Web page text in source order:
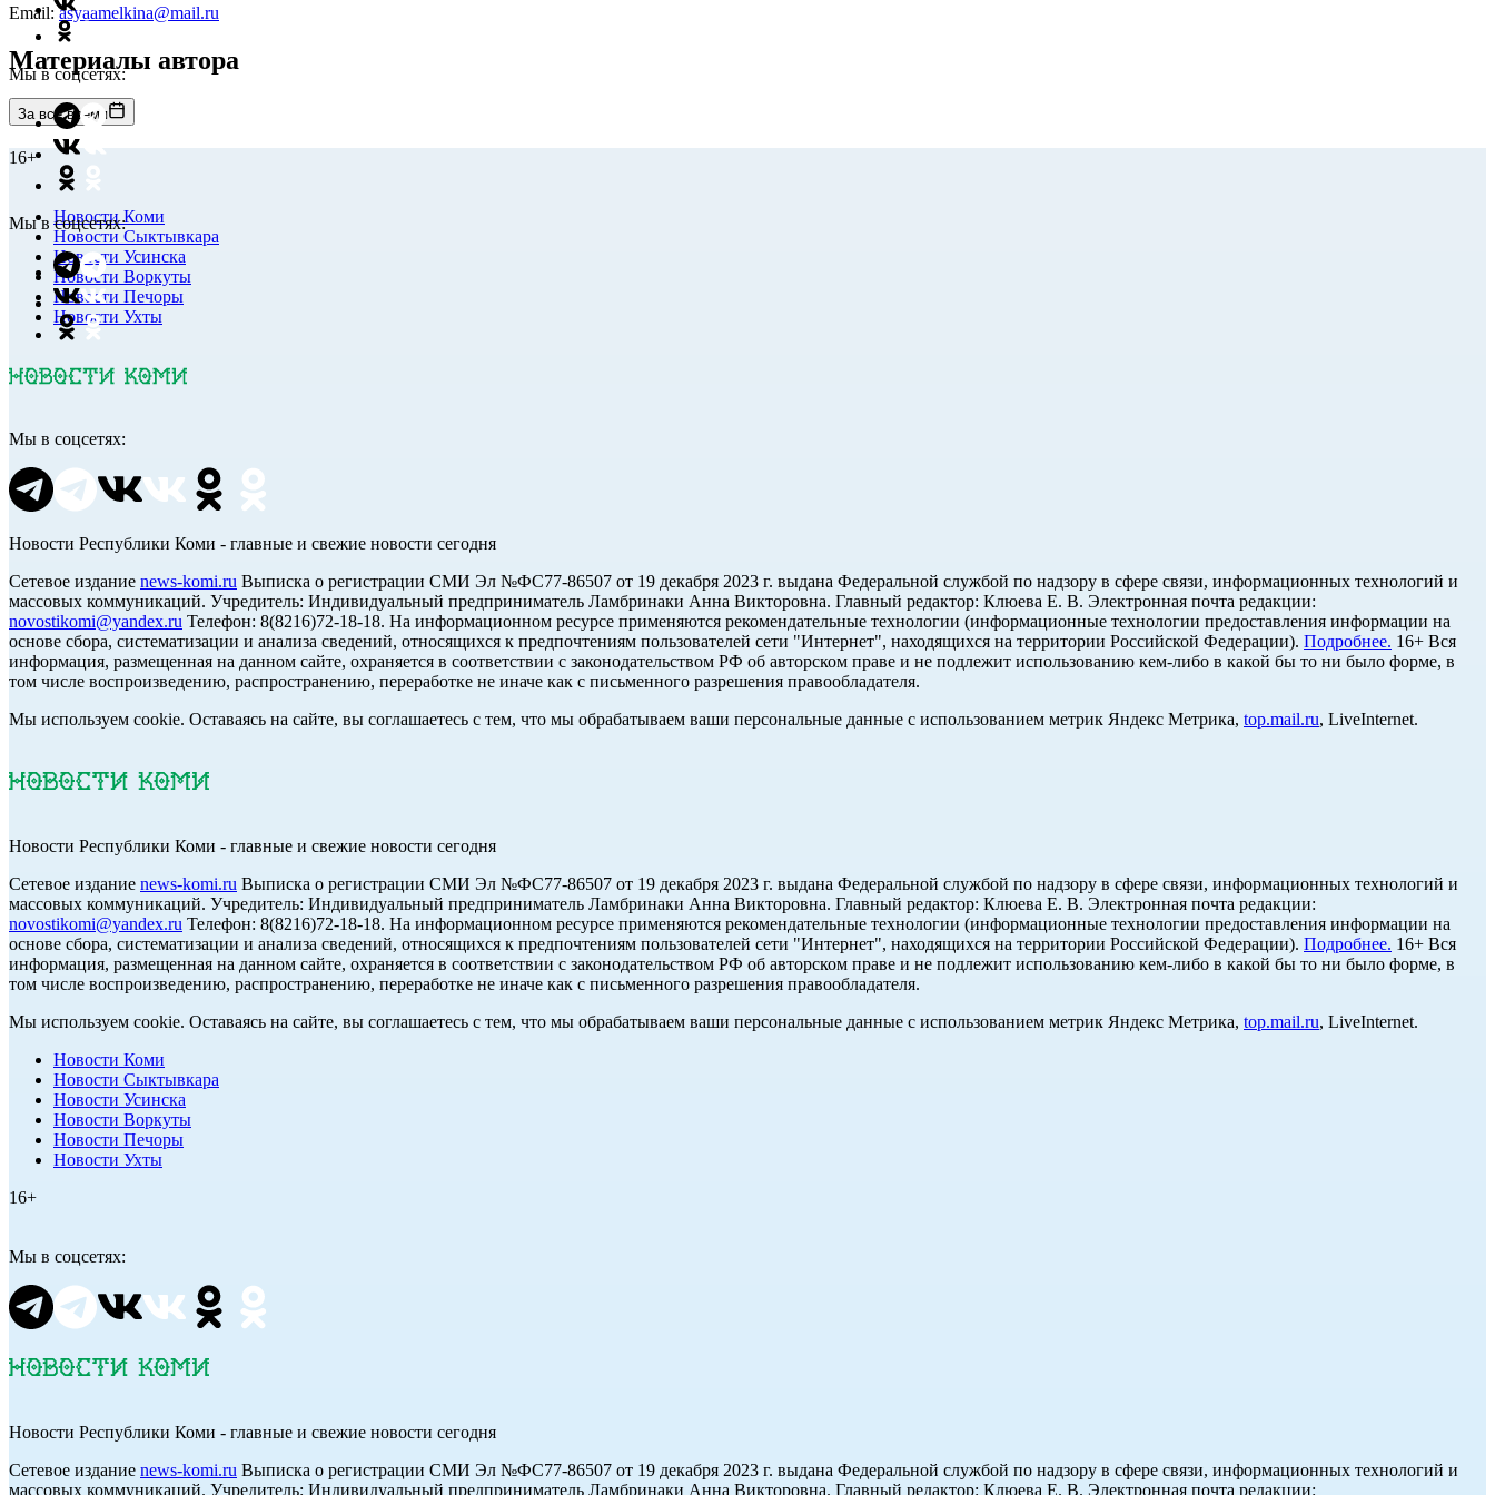
Мы в соцсетях:
Мы в соцсетях:
Email: asyaamelkina@mail.ru
Материалы автора
За все время
16+
Новости Коми
Новости Сыктывкара
Новости Усинска
Новости Воркуты
Новости Печоры
Новости Ухты
Мы в соцсетях:
Новости Республики Коми - главные и свежие новости сегодня
Cетевое издание news-komi.ru Выписка о регистрации СМИ Эл №ФС77-86507 от 19 декабря 2023 г. выдана Федеральной службой по надзору в сфере связи, информационных технологий и
массовых коммуникаций. Учредитель: Индивидуальный предприниматель Ламбринаки Анна Викторовна. Главный редактор: Клюева Е. В. Электронная почта редакции:
novostikomi@yandex.ru Телефон: 8(8216)72-18-18. На информационном ресурсе применяются рекомендательные технологии (информационные технологии предоставления информации на
основе сбора, систематизации и анализа сведений, относящихся к предпочтениям пользователей сети "Интернет", находящихся на территории Российской Федерации). Подробнее. 16+ Вся
информация, размещенная на данном сайте, охраняется в соответствии с законодательством РФ об авторском праве и не подлежит использованию кем-либо в какой бы то ни было форме, в
том числе воспроизведению, распространению, переработке не иначе как с письменного разрешения правообладателя.
Мы используем cookie. Оставаясь на сайте, вы соглашаетесь с тем, что мы обрабатываем ваши персональные данные с использованием метрик Яндекс Метрика, top.mail.ru, LiveInternet.
Новости Республики Коми - главные и свежие новости сегодня
Cетевое издание news-komi.ru Выписка о регистрации СМИ Эл №ФС77-86507 от 19 декабря 2023 г. выдана Федеральной службой по надзору в сфере связи, информационных технологий и
массовых коммуникаций. Учредитель: Индивидуальный предприниматель Ламбринаки Анна Викторовна. Главный редактор: Клюева Е. В. Электронная почта редакции:
novostikomi@yandex.ru Телефон: 8(8216)72-18-18. На информационном ресурсе применяются рекомендательные технологии (информационные технологии предоставления информации на
основе сбора, систематизации и анализа сведений, относящихся к предпочтениям пользователей сети "Интернет", находящихся на территории Российской Федерации). Подробнее. 16+ Вся
информация, размещенная на данном сайте, охраняется в соответствии с законодательством РФ об авторском праве и не подлежит использованию кем-либо в какой бы то ни было форме, в
том числе воспроизведению, распространению, переработке не иначе как с письменного разрешения правообладателя.
Мы используем cookie. Оставаясь на сайте, вы соглашаетесь с тем, что мы обрабатываем ваши персональные данные с использованием метрик Яндекс Метрика, top.mail.ru, LiveInternet.
Новости Коми
Новости Сыктывкара
Новости Усинска
Новости Воркуты
Новости Печоры
Новости Ухты
16+
Мы в соцсетях:
Новости Республики Коми - главные и свежие новости сегодня
Cетевое издание news-komi.ru Выписка о регистрации СМИ Эл №ФС77-86507 от 19 декабря 2023 г. выдана Федеральной службой по надзору в сфере связи, информационных технологий и
массовых коммуникаций. Учредитель: Индивидуальный предприниматель Ламбринаки Анна Викторовна. Главный редактор: Клюева Е. В. Электронная почта редакции: